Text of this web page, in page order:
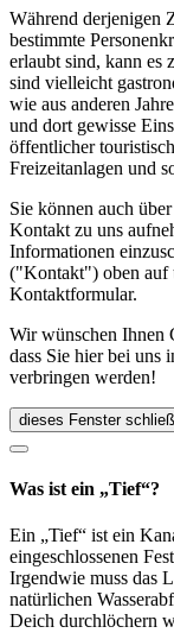
Während derjenigen
bestimmte
erlaubt sind, kann es
sind vielleicht
wie aus anderen
und dort gewisse
öffentlicher
Freizeitanlagen und
Sie können auch
Kontakt zu uns
Informationen
("Kontakt") oben auf
Kontaktformular.
Wir wünschen Ihnen
dass Sie hier bei uns
verbringen werden!
dieses Fenster
Was ist ein „Tief“?
Ein „Tief“ ist ein
eingeschlossenen
Irgendwie muss das
natürlichen
Deich durchlöchern